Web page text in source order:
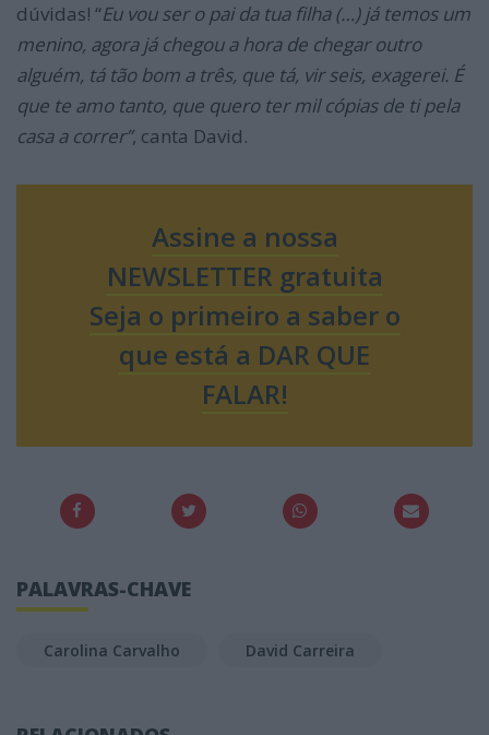
dúvidas! “Eu vou ser o pai da tua filha (…) já temos um
menino, agora já chegou a hora de chegar outro
alguém, tá tão bom a três, que tá, vir seis, exagerei. É
que te amo tanto, que quero ter mil cópias de ti pela
casa a correr”, canta David.
Assine a nossa
NEWSLETTER gratuita
Seja o primeiro a saber o
que está a DAR QUE
FALAR!
PALAVRAS-CHAVE
Carolina Carvalho David Carreira